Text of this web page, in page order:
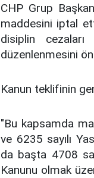
CHP Grup
maddesini iptal
disiplin
düzenlenmesini
Kanun teklifinin
"Bu kapsamda
ve 6235 sayılı
da başta 4708
Kanunu olmak